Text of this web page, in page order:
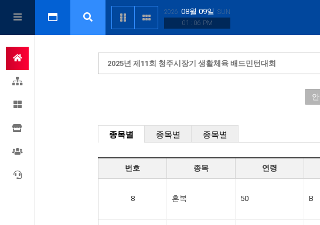
2026 08월 09일 SUN
01 : 06 PM
2025년 제11회 청주시장기 생활체육 배드민턴대회
종목별 종목별 종목별
번호 종목 연령
8 혼복 50 B